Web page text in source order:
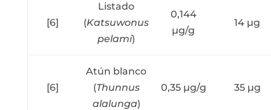
[6]
Listado
(Katsuwonus
pelami)
0,144
µg/g
14 µg
[6]
Atún blanco
(Thunnus
alalunga)
0,35 µg/g 35 µg